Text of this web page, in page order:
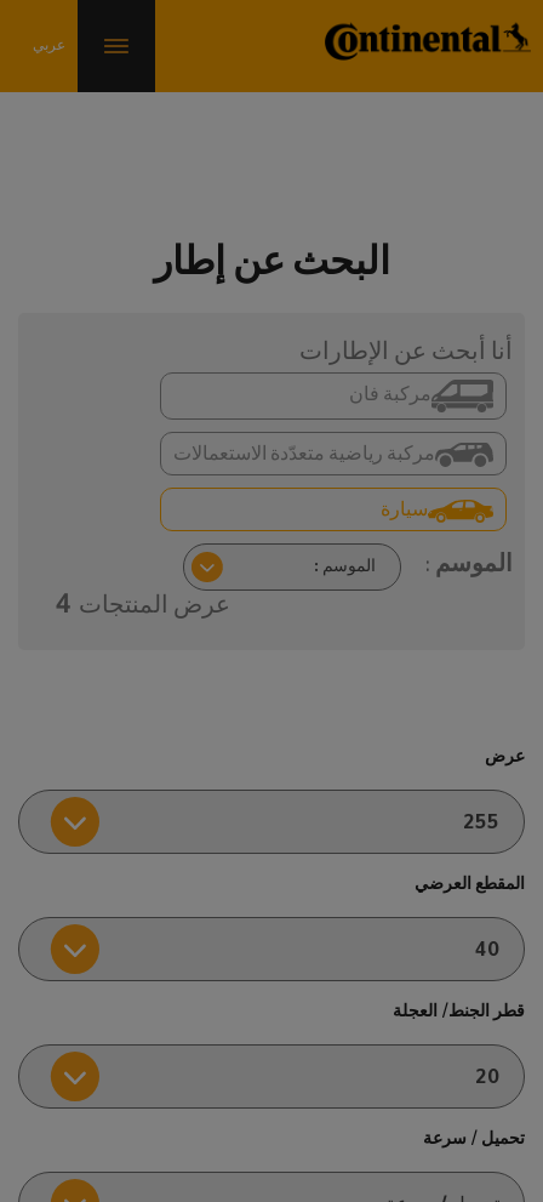
البحث عن إطار
أنا أبحث عن الإطارات
سيارة
مركبة رياضية متعدّدة الاستعمالات
مركبة فان
الموسم :
عرض المنتجات4
عرض
المقطع العرضي
قطر الجنط/ العجلة
تحميل / سرعة